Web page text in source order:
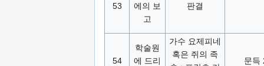
53
에의 보
고
판결
54
학술원
에 드리
가수 요제피네
혹은 쥐의 족
문득